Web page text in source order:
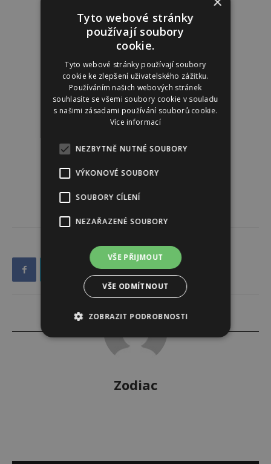
Zodiac
Tyto webové stránky
používají soubory
cookie.
Tyto webové stránky používají soubory
cookie ke zlepšení uživatelského zážitku.
Používáním našich webových stránek
souhlasíte se všemi soubory cookie v souladu
s našimi zásadami používání souborů cookie.
Více informací
NEZBYTNĚ NUTNÉ SOUBORY
VÝKONOVÉ SOUBORY
SOUBORY CÍLENÍ
NEZAŘAZENÉ SOUBORY
VŠE PŘIJMOUT
VŠE ODMÍTNOUT
ZOBRAZIT PODROBNOSTI